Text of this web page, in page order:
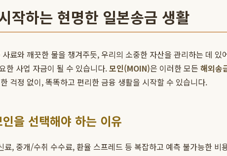
작하는 현명한 일본송금 생활
료와 깨끗한 물을 챙겨주듯, 우리의 소중한 자산을 관리하는 데
한 사업 자금이 될 수 있습니다.모인(MOIN)은 이러한 모든 해외송
걱정 없이, 똑똑하고 편리한 금융 생활을 시작할 수 있습니다.
을 선택해야 하는 이유
료, 중개/수취 수수료, 환율 스프레드 등 복잡하고 예측 불가능한 비